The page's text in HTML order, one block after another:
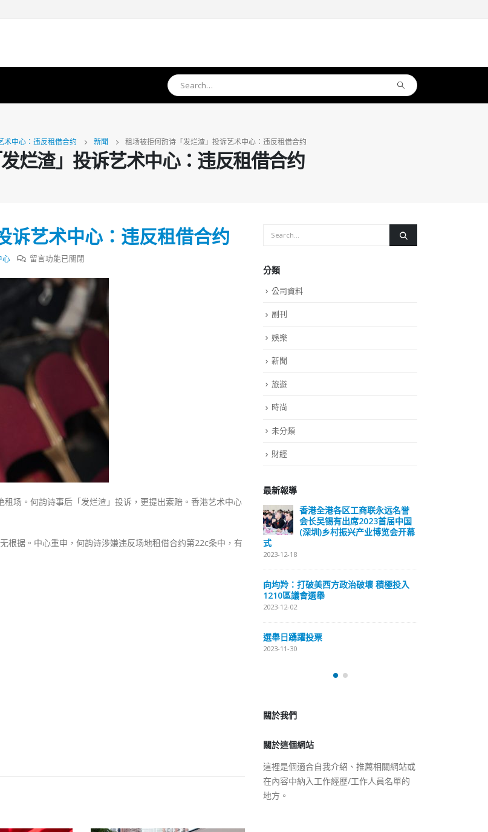
术中心：违反租借合约 新聞 租场被拒何韵诗「发烂渣」投诉艺术中心：违反租借合约
烂渣」投诉艺术中心：违反租借合约
诉艺术中心：违反租借合约
心
在
拒
何
「发
烂
渣」
投
中
违
借
留言功能已關閉
场。何韵诗事后「发烂渣」投诉，更提出索赔。香港艺术中心
根据。中心重申，何韵诗涉嫌违反场地租借合约第22c条中，有
分類
公司資料
副刊
娛樂
新聞
旅遊
時尚
未分類
財經
最新報導
工商联永远名誉
選舉日踴躍投票 文: 朱家健
香港全港各区工商联永远名誉
会长吴锡有出席2023首届中国
(深圳)乡村振兴产业博览会开幕
式
2023-12-18
向均羚：打破美西方政治破壞 積極投入
1210區議會選舉
2023-12-02
選舉日踴躍投票
2023-11-30
關於我們
關於這個網站
這裡是個適合自我介紹、推薦相關網站或
在內容中納入工作經歷/工作人員名單的
地方。